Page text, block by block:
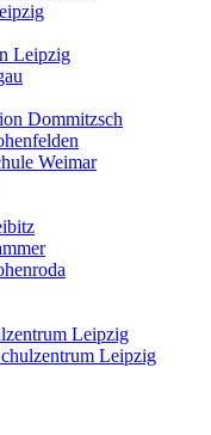
Leipzig
Dommitzsch
Weimar
Leipzig
Leipzig